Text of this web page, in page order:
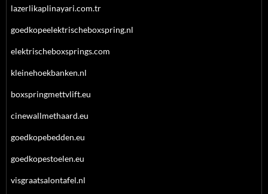
lazerlikaplinayari.com.tr
goedkopeelektrischeboxspring.nl
elektrischeboxsprings.com
kleinehoekbanken.nl
boxspringmettvlift.eu
cinewallmethaard.eu
goedkopebedden.eu
goedkopestoelen.eu
visgraatsalontafel.nl